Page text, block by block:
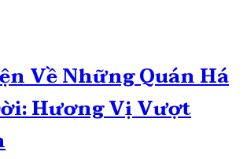
Về Những Quán Há
Hương Vị Vượt